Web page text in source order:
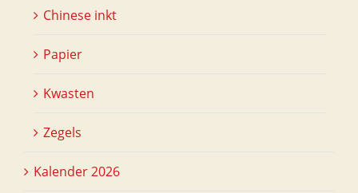
Chinese inkt
Papier
Kwasten
Zegels
Kalender 2026